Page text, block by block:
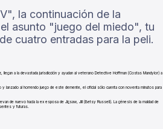
la continuación de la
asunto "juego del miedo", tu
cuatro entradas para la peli.
a la devastada jurisdicción y ayudan al veterano Detective Hoffman (Costas Mandylor) a
y lanzado al horrendo juego de este demente, el oficial sólo cuenta con noventa minutos para
de nuevo hacia la ex esposa de Jigsaw, Jill (Betsy Russell). La génesis de la maldad de
y futuras.